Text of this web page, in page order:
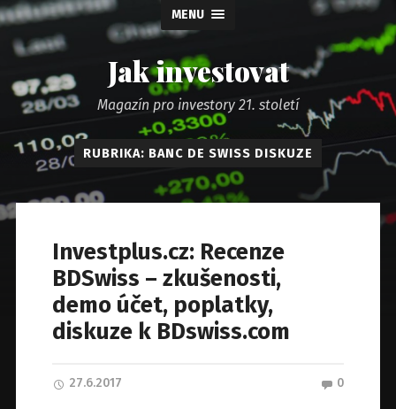
MENU
Jak investovat
Magazín pro investory 21. století
RUBRIKA: BANC DE SWISS DISKUZE
Investplus.cz: Recenze
BDSwiss – zkušenosti,
demo účet, poplatky,
diskuze k BDswiss.com
27.6.2017 0